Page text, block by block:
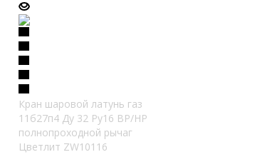
Кран шаровой латунь газ
11б27п4 Ду 32 Ру16 ВР/НР
полнопроходной рычаг
Цветлит ZW10116